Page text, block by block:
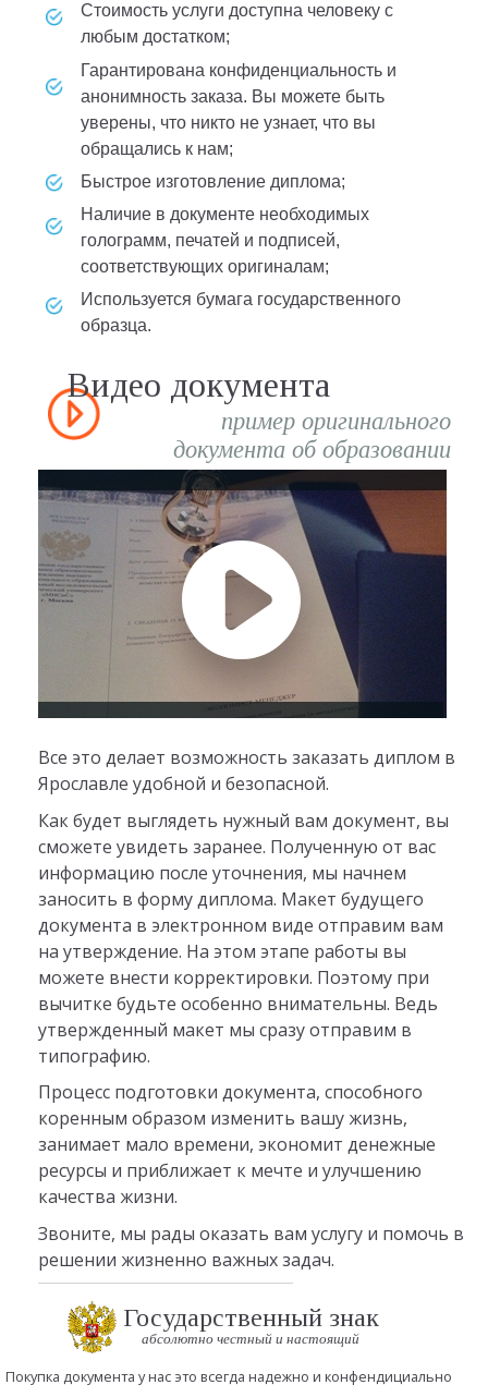
стоимость услуги доступна человеку с
любым достатком;
гарантирована конфиденциальность и
анонимность заказа. Вы можете быть
уверены, что никто не узнает, что вы
обращались к нам;
быстрое изготовление диплома;
наличие в документе необходимых
голограмм, печатей и подписей,
соответствующих оригиналам;
используется бумага государственного
образца.
Видео документа
пример оригинального
документа об образовании
Все это делает возможность заказать диплом в
Ярославле удобной и безопасной.
Как будет выглядеть нужный вам документ, вы
сможете увидеть заранее. Полученную от вас
информацию после уточнения, мы начнем
заносить в форму диплома. Макет будущего
документа в электронном виде отправим вам
на утверждение. На этом этапе работы вы
можете внести корректировки. Поэтому при
вычитке будьте особенно внимательны. Ведь
утвержденный макет мы сразу отправим в
типографию.
Процесс подготовки документа, способного
коренным образом изменить вашу жизнь,
занимает мало времени, экономит денежные
ресурсы и приближает к мечте и улучшению
качества жизни.
Звоните, мы рады оказать вам услугу и помочь в
решении жизненно важных задач.
Государственный знак
абсолютно честный и настоящий
Покупка документа у нас это всегда надежно и конфендициально